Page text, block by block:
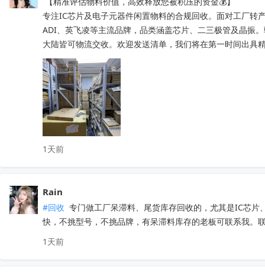
专注IC芯片及电子元器件闲置物料的合规回收。面对工厂转
ADI、英飞凌等主流品牌，品类涵盖芯片、二三极管及晶振
大陆皆可物流交收。欢迎发送清单，我们将在第一时间出具
1天前
Rain
#回收 专门做工厂呆滞料、尾货库存回收的，尤其是IC芯
快，不挑型号，不挑品牌，有呆滞料库存的老板可联系我。
1天前